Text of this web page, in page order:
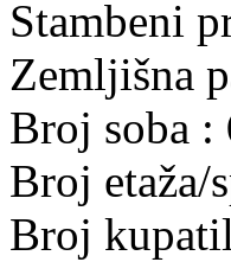
Stambeni
Zemljišna
Broj soba :
Broj etaža/
Broj